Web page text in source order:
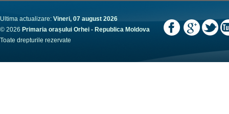
Ultima actualizare: Vineri, 07 august 2026
© 2026 Primaria orașului Orhei - Republica Moldova
Toate drepturile rezervate